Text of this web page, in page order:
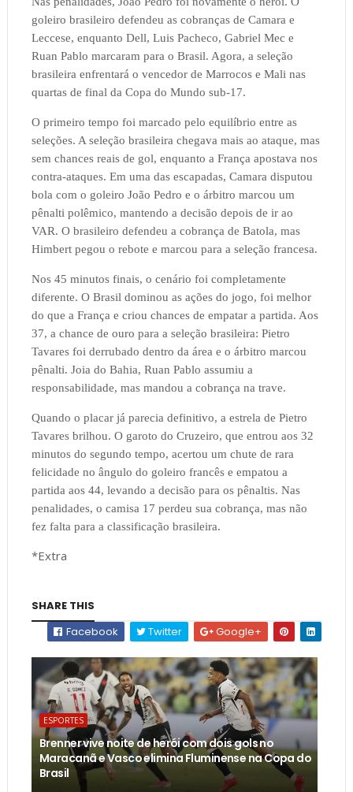
goleiro brasileiro defendeu as cobranças de Camara e
Leccese, enquanto Dell, Luis Pacheco, Gabriel Mec e
Ruan Pablo marcaram para o Brasil. Agora, a seleção
brasileira enfrentará o vencedor de Marrocos e Mali nas
quartas de final da Copa do Mundo sub-17.
O primeiro tempo foi marcado pelo equilíbrio entre as
seleções. A seleção brasileira chegava mais ao ataque, mas
sem chances reais de gol, enquanto a França apostava nos
contra-ataques. Em uma das escapadas, Camara disputou
bola com o goleiro João Pedro e o árbitro marcou um
pênalti polêmico, mantendo a decisão depois de ir ao
VAR. O brasileiro defendeu a cobrança de Batola, mas
Himbert pegou o rebote e marcou para a seleção francesa.
Nos 45 minutos finais, o cenário foi completamente
diferente. O Brasil dominou as ações do jogo, foi melhor
do que a França e criou chances de empatar a partida. Aos
37, a chance de ouro para a seleção brasileira: Pietro
Tavares foi derrubado dentro da área e o árbitro marcou
pênalti. Joia do Bahia, Ruan Pablo assumiu a
responsabilidade, mas mandou a cobrança na trave.
Quando o placar já parecia definitivo, a estrela de Pietro
Tavares brilhou. O garoto do Cruzeiro, que entrou aos 32
minutos do segundo tempo, acertou um chute de rara
felicidade no ângulo do goleiro francês e empatou a
partida aos 44, levando a decisão para os pênaltis. Nas
penalidades, o camisa 17 perdeu sua cobrança, mas não
fez falta para a classificação brasileira.
*Extra
SHARE THIS
Facebook
Twitter Google+
ESPORTES
Brenner vive noite de herói com dois gols no
Maracanã e Vasco elimina Fluminense na Copa do
Brasil